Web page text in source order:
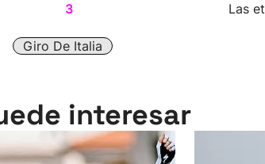
3
Las
Giro De Italia
interesar